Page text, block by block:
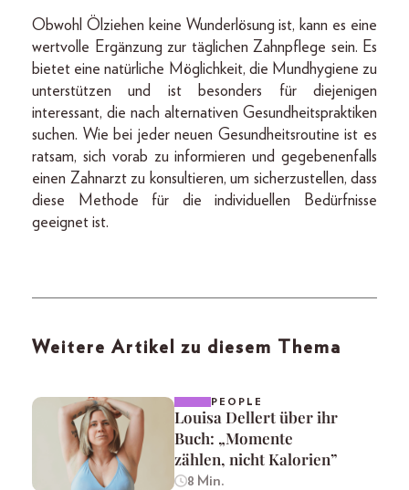
Obwohl Ölziehen keine Wunderlösung ist, kann es eine
wertvolle Ergänzung zur täglichen Zahnpflege sein. Es
bietet eine natürliche Möglichkeit, die Mundhygiene zu
unterstützen und ist besonders für diejenigen
interessant, die nach alternativen Gesundheitspraktiken
suchen. Wie bei jeder neuen Gesundheitsroutine ist es
ratsam, sich vorab zu informieren und gegebenenfalls
einen Zahnarzt zu konsultieren, um sicherzustellen, dass
diese Methode für die individuellen Bedürfnisse
geeignet ist.
Weitere Artikel zu diesem Thema
PEOPLE
Louisa Dellert über ihr
Buch: „Momente
zählen, nicht Kalorien”
8 Min.